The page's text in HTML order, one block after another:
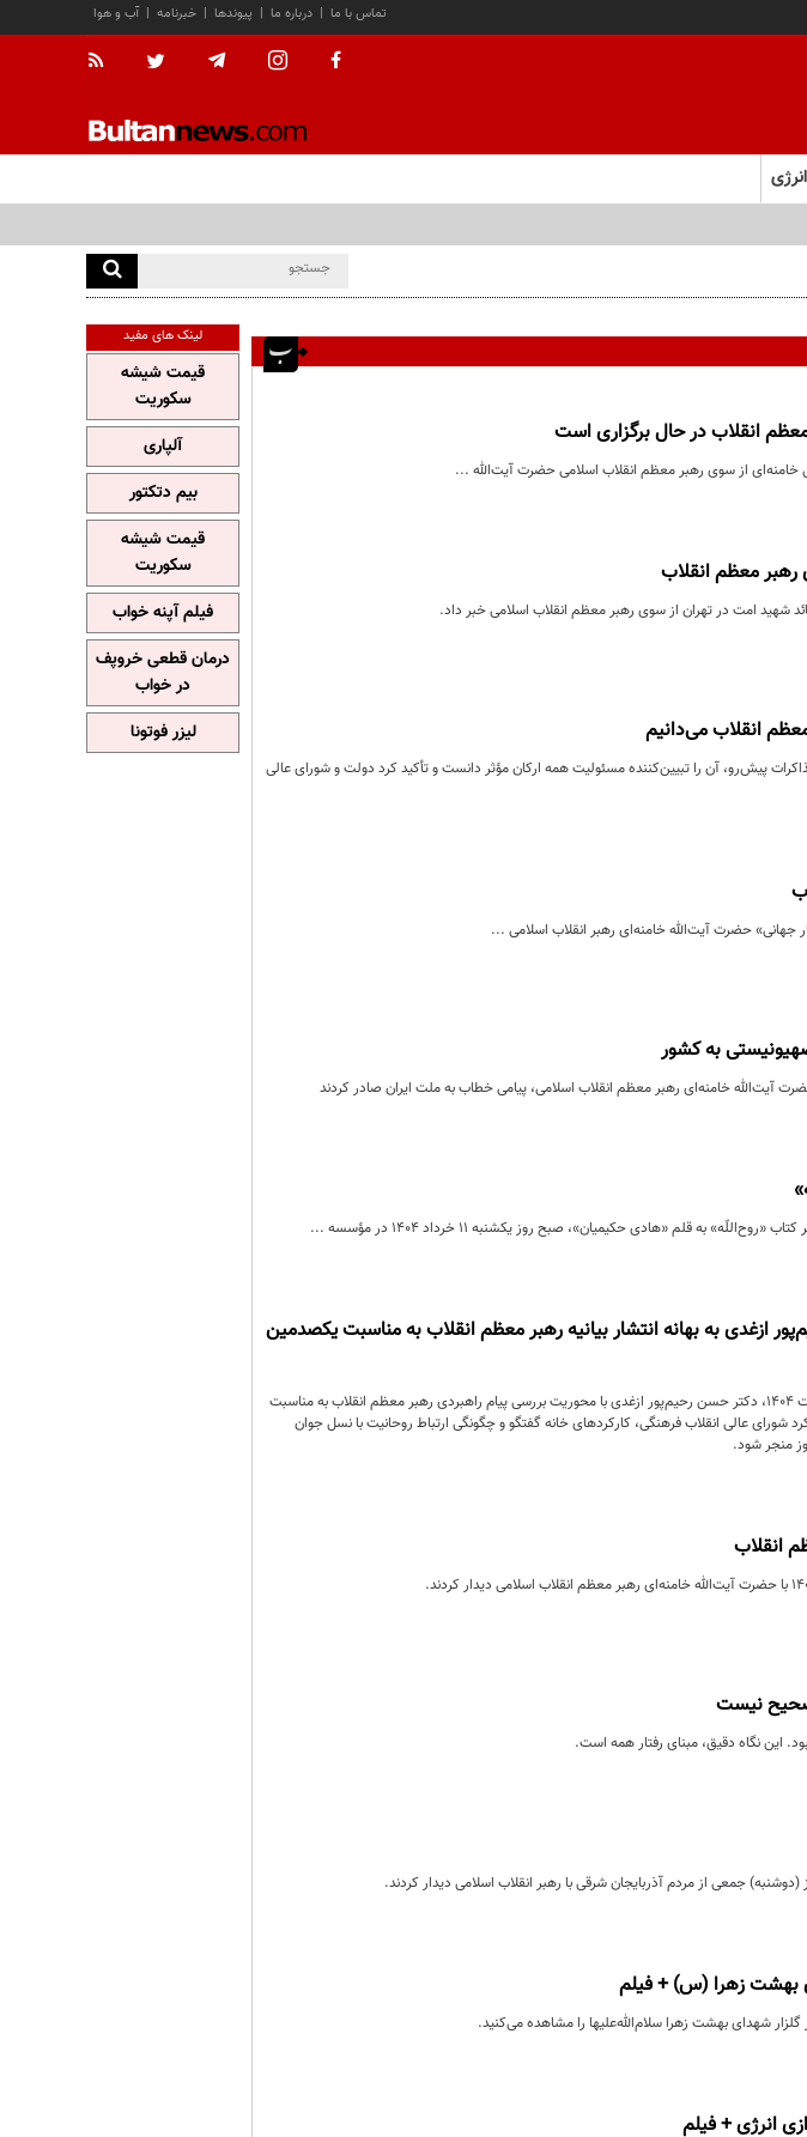
آب و هوا | خبرنامه | پیوندها | درباره ما | تماس با ما
انرژی
انقلاب در حال برگزاری است
از سوی رهبر معظم انقلاب اسلامی حضرت آیت‌الله ...
رهبر معظم انقلاب
شهید امت در تهران از سوی رهبر معظم انقلاب اسلامی خبر داد.
انقلاب می‌دانیم
پیش‌رو، آن را تبیین‌کننده مسئولیت همه ارکان مؤثر دانست و تأکید کرد دولت و شورای عالی
جهانی» حضرت آیت‌الله خامنه‌ای رهبر انقلاب اسلامی ...
به کشور
آیت‌الله خامنه‌ای رهبر معظم انقلاب اسلامی، پیامی خطاب به ملت ایران صادر کردند
به قلم «هادی حکیمیان»، صبح روز یکشنبه ۱۱ خرداد ۱۴۰۴ در مؤسسه ...
ازغدی به بهانه انتشار بیانیه رهبر معظم انقلاب به مناسبت یکصدمین
در گفت‌وگوی ویژه خبری شبکه دو سیما در شامگاه شنبه ۲۰ اردیبهشت ۱۴۰۴، دکتر حسن رحیم‌پور ازغدی با محوریت بررسی پیام راهبردی رهبر معظم انقلاب به مناسبت
عالی انقلاب فرهنگی، کارکردهای خانه گفتگو و چگونگی ارتباط روحانیت با نسل جوان
منجر شود.
انقلاب
صحیح نیست
این نگاه دقیق، مبنای رفتار همه است.
بهشت زهرا (س) + فیلم
شهدای بهشت زهرا سلام‌الله‌علیها را مشاهده می‌کنید.
انرژی + فیلم
لینک های مفید
قیمت شیشه
سکوریت
آلپاری
بیم دتکتور
قیمت شیشه
سکوریت
فیلم آپنه خواب
درمان قطعی خروپف
در خواب
لیزر فوتونا